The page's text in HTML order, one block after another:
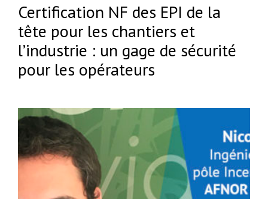
Certification NF des EPI de la
tête pour les chantiers et
l’industrie : un gage de sécurité
pour les opérateurs